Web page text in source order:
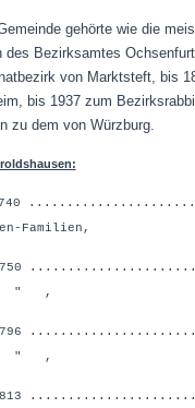
gehörte wie die
des Bezirksamtes
von Marktsteft, bis
bis 1937 zum
zu dem von Würzburg.
Familien,
,
,
.........................